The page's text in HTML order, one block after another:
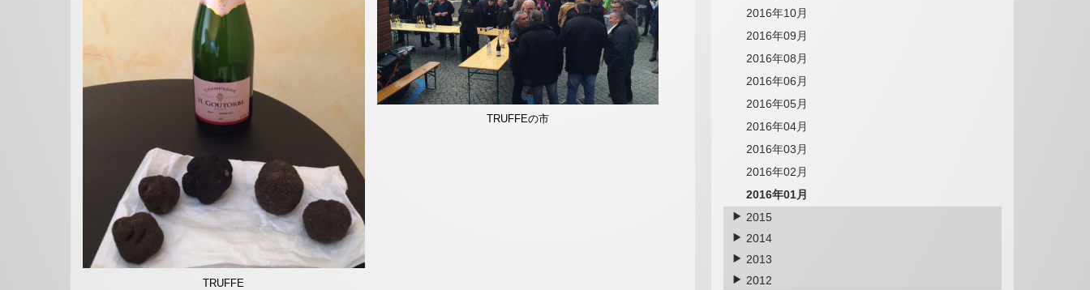
TRUFFE
TRUFFEの市
2016年10月
2016年09月
2016年08月
2016年06月
2016年05月
2016年04月
2016年03月
2016年02月
2016年01月
2015
2014
2013
2012